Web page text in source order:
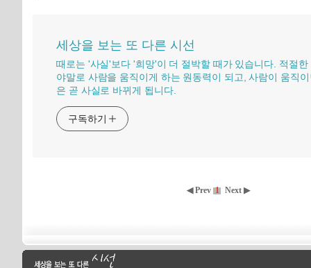
세상을 보는 또 다른 시선
때로는 '사실'보다 '희망'이 더 절박할 때가 있습니다. 적절한
야말로 사람을 움직이게 하는 원동력이 되고, 사람이 움직
은 곧 사실로 바뀌게 됩니다.
구독하기
◀ Prev 1 Next ▶